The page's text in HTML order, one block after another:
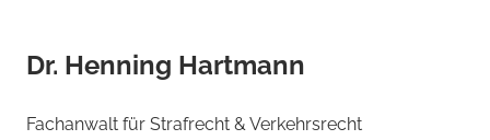
Dr. Henning Hartmann
Fachanwalt für Strafrecht & Verkehrsrecht